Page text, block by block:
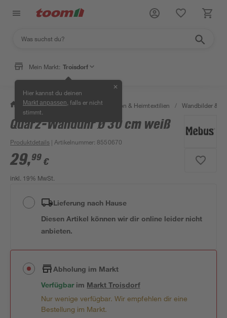
Mein Markt: Troisdorf
Hier kannst du deinen
Markt anpassen , falls er nicht
stimmt.
✕
/ Wohnen & Haushalt / Dekoration & Heimtextilien / Wandbilder &
Quarz-Wanduhr Ø 30 cm weiß
Produktdetails | Artikelnummer: 8550670
29,99 €
inkl. 19% MwSt.
Lieferung nach Hause
Diesen Artikel können wir dir online leider nicht
anbieten.
Abholung im Markt
Verfügbar im MarktTroisdorf
Nur wenige verfügbar. Wir empfehlen dir eine
Bestellung im Markt.